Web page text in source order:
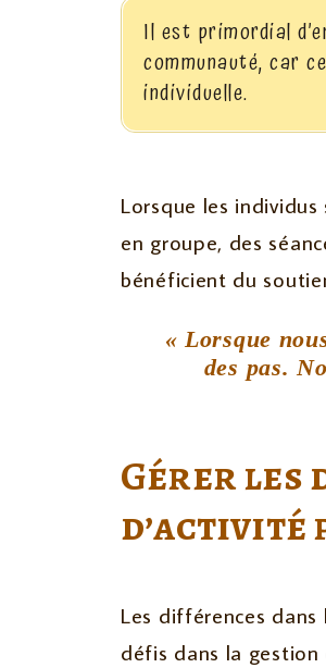
Il est primordial
communauté, car
individuelle.
Lorsque les
en groupe, des
bénéficient du
« Lorsque
des pas.
Gérer les
d’activité
Les différences
défis dans la gestion